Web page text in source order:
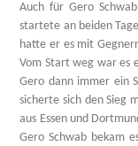
Auch für Gero
startete an beiden
hatte er es mit
Vom Start weg war es
Gero dann immer ein
sicherte sich den Sieg
aus Essen und
Gero Schwab bekam